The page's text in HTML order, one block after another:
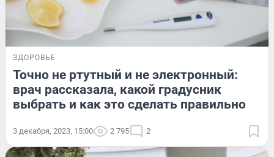
ЗДОРОВЬЕ
Точно не ртутный и не электронный:
врач рассказала, какой градусник
выбрать и как это сделать правильно
3 декабря, 2023, 15:00 2 795 2